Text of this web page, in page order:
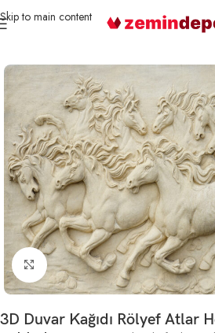
Skip to main content
Büyütmek için tıklayın
3D Duvar Kağıdı Rölyef Atlar